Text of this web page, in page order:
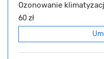
Ozonowanie
60 zł